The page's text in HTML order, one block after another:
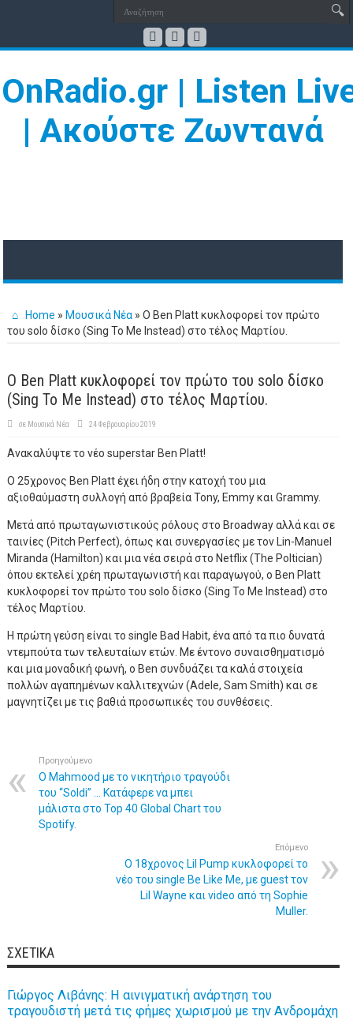
Home » Μουσικά Νέα » Ο Ben Platt κυκλοφορεί τον πρώτο
του solo δίσκο (Sing To Me Instead) στο τέλος Μαρτίου.
Ο Ben Platt κυκλοφορεί τον πρώτο του solo δίσκο
(Sing To Me Instead) στο τέλος Μαρτίου.
σε Μουσικά Νέα 24 Φεβρουαρίου 2019
Ανακαλύψτε το νέο superstar Ben Platt!
O 25χρονος Ben Platt έχει ήδη στην κατοχή του μια
αξιοθαύμαστη συλλογή από βραβεία Tony, Emmy και Grammy.
Μετά από πρωταγωνιστικούς ρόλους στο Broadway αλλά και σε
ταινίες (Pitch Perfect), όπως και συνεργασίες με τον Lin-Manuel
Miranda (Hamilton) και μια νέα σειρά στο Netflix (The Poltician)
όπου εκτελεί χρέη πρωταγωνιστή και παραγωγού, ο Ben Platt
κυκλοφορεί τον πρώτο του solo δίσκο (Sing To Me Instead) στο
τέλος Μαρτίου.
Η πρώτη γεύση είναι το single Bad Habit, ένα από τα πιο δυνατά
ντεμπούτα των τελευταίων ετών. Με έντονο συναισθηματισμό
και μια μοναδική φωνή, ο Βen συνδυάζει τα καλά στοιχεία
πολλών αγαπημένων καλλιτεχνών (Adele, Sam Smith) και σε
μαγνητίζει με τις βαθιά προσωπικές του συνθέσεις.
Προηγούμενο
Ο Mahmood με το νικητήριο τραγούδι
του “Soldi” … Κατάφερε να μπει
μάλιστα στο Top 40 Global Chart του
Spotify.
Επόμενο
O 18χρονος Lil Pump κυκλοφορεί το
νέο του single Be Like Me, με guest τον
Lil Wayne και video από τη Sophie
Muller.
ΣΧΕΤΙΚΆ
Γιώργος Λιβάνης: Η αινιγματική ανάρτηση του
τραγουδιστή μετά τις φήμες χωρισμού με την Ανδρομάχη